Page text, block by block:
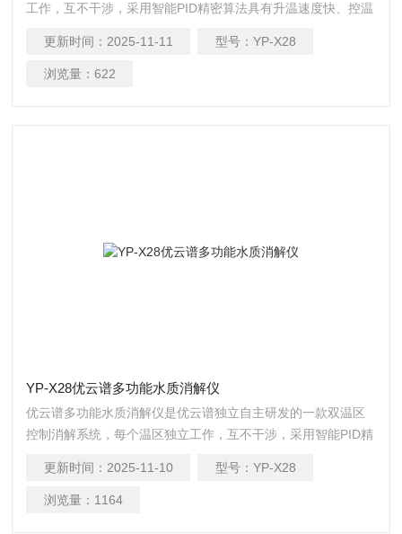
工作，互不干涉，采用智能PID精密算法具有升温速度快、控温
总铬等项目的加热快速消解。
更新时间： 2025-11-11 型号： YP-X28
浏览量： 622
YP-X28优云谱多功能水质消解仪
优云谱多功能水质消解仪是优云谱独立自主研发的一款双温区
控制消解系统，每个温区独立工作，互不干涉，采用智能PID精
水质检测COD、总磷、总氮、总铬等项目的加热快速消解。
更新时间： 2025-11-10 型号： YP-X28
浏览量： 1164